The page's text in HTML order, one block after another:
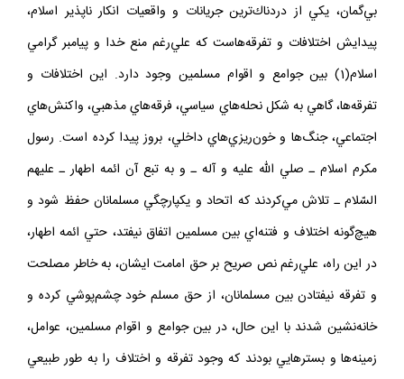
بي‌گمان، يكي از دردناك‌ترين جريانات و واقعيات انكار ناپذير اسلام،
پيدايش اختلافات و تفرقه‌هاست كه علي‌رغم منع خدا و پيامبر گرامي‌
اسلام(1) بين جوامع و اقوام مسلمين وجود دارد. اين اختلافات و
تفرقه‌ها، گاهي به شكل نحله‌هاي سياسي، فرقه‌هاي مذهبي، واكنش‌هاي
اجتماعي، جنگ‌ها و خون‌ريزي‌هاي داخلي، بروز پيدا كرده است. رسول
مكرم اسلام ـ صلي الله عليه و آله ـ و به تبع آن ائمه اطهار ـ عليهم
السّلام ـ تلاش مي‌كردند كه اتحاد و يكپارچگي مسلمانان حفظ شود و
هيچ‌گونه اختلاف و فتنه‌اي بين مسلمين اتفاق نيفتد، حتي ائمه اطهار،
در اين راه، علي‌رغم نص صريح بر حق امامت ايشان، به خاطر مصلحت
و تفرقه نيفتادن بين مسلمانان، از حق مسلم خود چشم‌پوشي كرده و
خانه‌نشين شدند با اين حال، در بين جوامع و اقوام مسلمين، عوامل،
زمينه‌ها و بسترهايي بودند كه وجود تفرقه و اختلاف را به طور طبيعي